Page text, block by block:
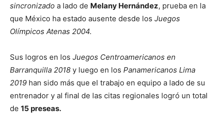
sincronizado a lado de Melany Hernández, prueba en la
que México ha estado ausente desde los Juegos
Olímpicos Atenas 2004.
Sus logros en los Juegos Centroamericanos en
Barranquilla 2018 y luego en los Panamericanos Lima
2019 han sido más que el trabajo en equipo a lado de su
entrenador y al final de las citas regionales logró un total
de 15 preseas.